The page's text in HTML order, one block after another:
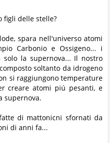
figli delle stelle?
spara nell'universo atomi
Carbonio e Ossigeno... i
la supernova... Il nostro
soltanto da idrogeno
si raggiungono temperature
creare atomi piú pesanti, e
supernova.
di mattonicni sfornati da
di anni fa...